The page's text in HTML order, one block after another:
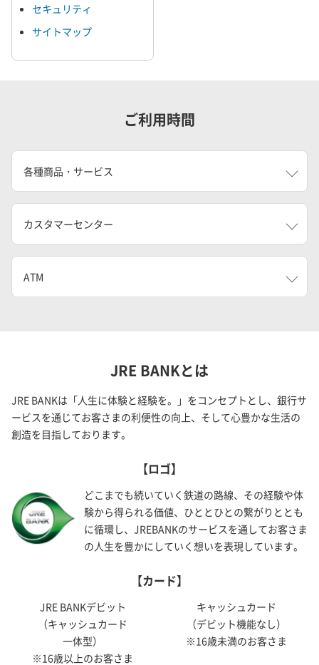
セキュリティ
サイトマップ
ご利用時間
各種商品・サービス
カスタマーセンター
ATM
JRE BANKとは
JRE BANKは「人生に体験と経験を。」をコンセプトとし、銀行サ
ービスを通じてお客さまの利便性の向上、そして心豊かな生活の
創造を目指しております。
【ロゴ】
どこまでも続いていく鉄道の路線、その経験や体
験から得られる価値、ひととひとの繋がりととも
に循環し、JREBANKのサービスを通してお客さま
の人生を豊かにしていく想いを表現しています。
【カード】
JRE BANKデビット
（キャッシュカード
一体型）
※16歳以上のお客さま
キャッシュカード
（デビット機能なし）
※16歳未満のお客さま